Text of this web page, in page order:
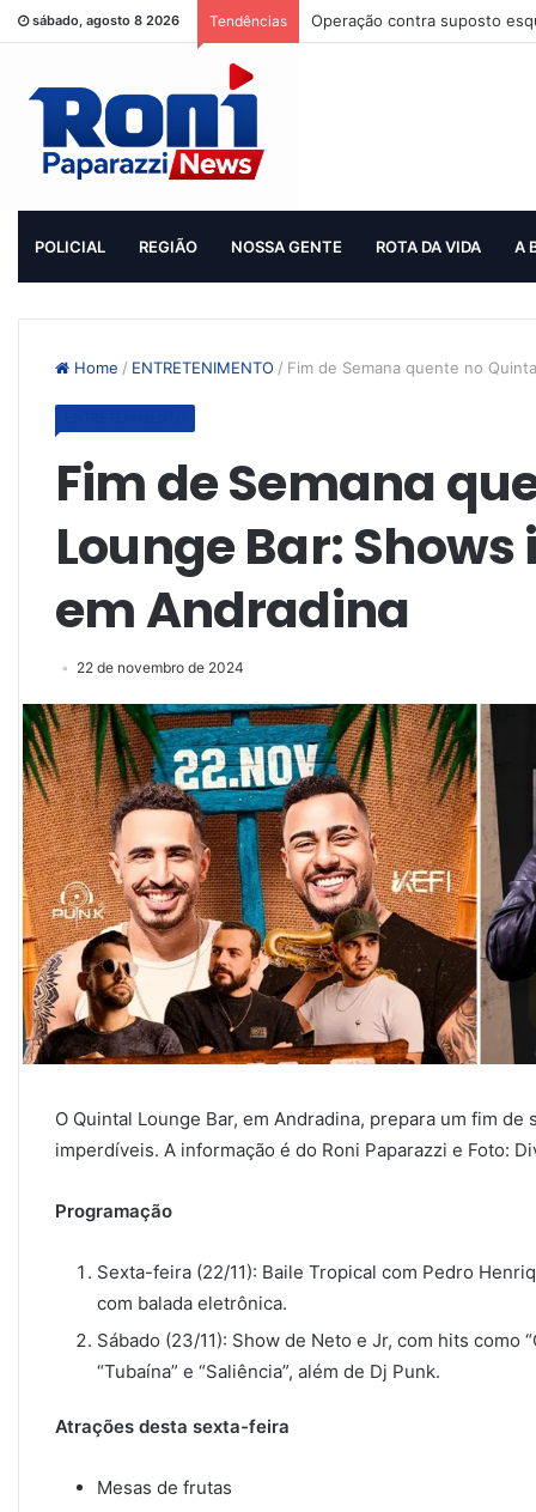
sábado, agosto 8 2026 Tendências Operação contra suposto
POLICIAL REGIÃO NOSSA GENTE ROTA DA VIDA A
Home / ENTRETENIMENTO / Fim de Semana quente no
Fim de Semana
Lounge Bar:
em Andradina
22 de novembro de 2024
O Quintal Lounge Bar, em Andradina, prepara um fim
imperdíveis. A informação é do Roni Paparazzi e Foto:
Programação
Sexta-feira (22/11): Baile Tropical com Pedro
com balada eletrônica.
Sábado (23/11): Show de Neto e Jr, com hits como
“Tubaína” e “Saliência”, além de Dj Punk.
Atrações desta sexta-feira
Mesas de frutas